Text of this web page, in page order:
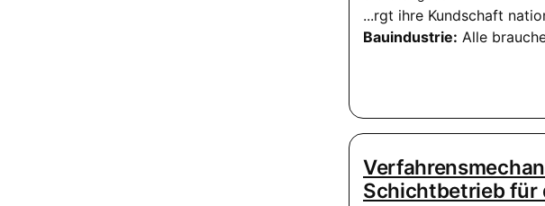
...rgt ihre Kundschaft
Bauindustrie: Alle
Schichtbetrieb für